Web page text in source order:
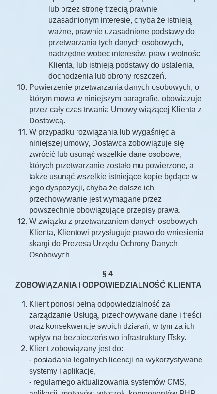
lub przez stronę trzecią prawnie
uzasadnionym interesie, chyba że istnieją
ważne, prawnie uzasadnione podstawy do
przetwarzania tych danych osobowych,
nadrzędne wobec interesów, praw i wolności
Klienta, lub istnieją podstawy do ustalenia,
dochodzenia lub obrony roszczeń.
Powierzenie przetwarzania danych osobowych, o
którym mowa w niniejszym paragrafie, obowiązuje
przez cały czas trwania Umowy wiążącej Klienta z
Dostawcą.
W przypadku rozwiązania lub wygaśnięcia
niniejszej umowy, Dostawca zobowiązuje się
zwrócić lub usunąć wszelkie dane osobowe,
których przetwarzanie zostało mu powierzone, a
także usunąć wszelkie istniejące kopie będące w
jego dyspozycji, chyba że dalsze ich
przechowywanie jest wymagane przez
powszechnie obowiązujące przepisy prawa.
W związku z przetwarzaniem danych osobowych
Klienta, Klientowi przysługuje prawo do wniesienia
skargi do Prezesa Urzędu Ochrony Danych
Osobowych.
§ 4
ZOBOWIĄZANIA I ODPOWIEDZIALNOŚĆ KLIENTA
Klient ponosi pełną odpowiedzialność za
zarządzanie Usługą, przechowywane dane i treści
oraz konsekwencje swoich działań, w tym za ich
wpływ na bezpieczeństwo infrastruktury ITsky.
Klient zobowiązany jest do:
- posiadania legalnych licencji na wykorzystywane
systemy i aplikacje,
- regularnego aktualizowania systemów CMS,